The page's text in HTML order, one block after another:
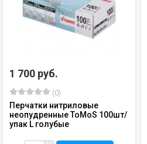
1 700 руб.
(0)
Перчатки нитриловые
неопудренные ToMoS 100шт/
упак L голубые